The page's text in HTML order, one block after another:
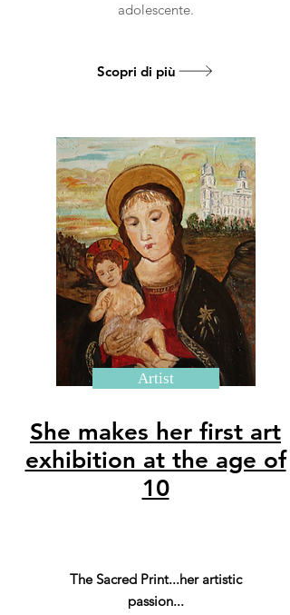
adolescente.
Scopri di più
Artist
She makes her first art
exhibition at the age of
10
The Sacred Print...her artistic
passion...